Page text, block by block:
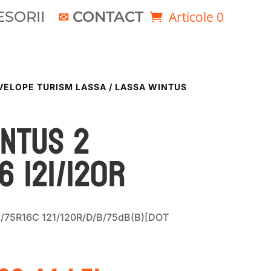
CONTACT Articole 0
TURISM LASSA / LASSA WINTUS
2
120R
121/120R/D/B/75dB(B)[DOT